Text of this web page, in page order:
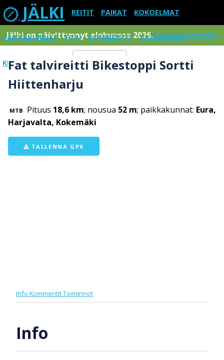
JÄLKI REITIT PAIKAT KOKOELMAT
PAIKKAKUNNAT ETSI KOMMENTIT RAJOITUKSET
KIRJAUDU SISÄÄN Menu
Jälki on päivittynnyt elokuussa 2026.Lue tarkemmin
Fat talvireitti Bikestoppi Sortti
Hiittenharju
MTB Pituus 18,6 km; nousua 52 m; paikkakunnat: Eura,
Harjavalta, Kokemäki
TALLENNA GPX
Info KommentitToiminnot
Info